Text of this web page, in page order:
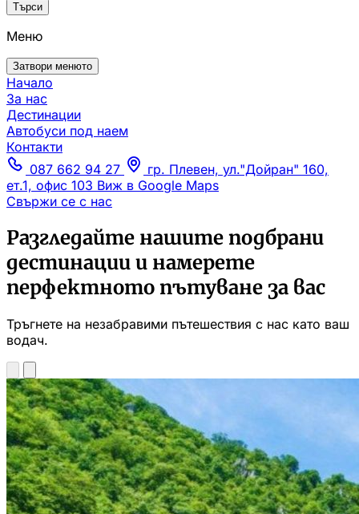
Търси
Меню
Затвори менюто
Начало
За нас
Дестинации
Автобуси под наем
Контакти
087 662 94 27
гр. Плевен, ул."Дойран" 160,
ет.1, офис 103 Виж в Google Maps
Свържи се с нас
Разгледайте нашите подбрани
дестинации и намерете
перфектното пътуване за вас
Тръгнете на незабравими пътешествия с нас като ваш
водач.